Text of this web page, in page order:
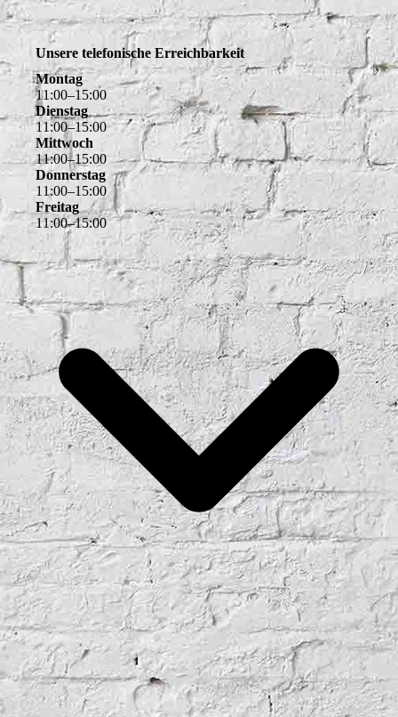
Unsere telefonische Erreichbarkeit
Montag
11 :00–15:00
Dienstag
11:00–15:00
Mittwoch
11:00–15:00
Donnerstag
11:00–15:00
Freitag
11:00–15:00